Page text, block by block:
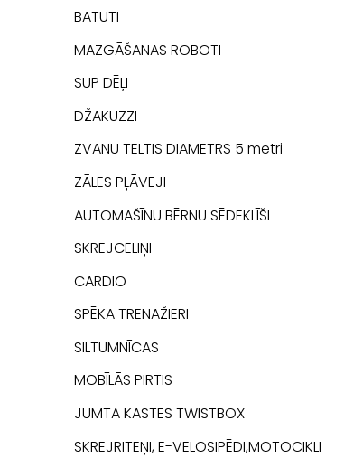
BATUTI
MAZGĀŠANAS ROBOTI
SUP DĒĻI
DŽAKUZZI
ZVANU TELTIS DIAMETRS 5 metri
ZĀLES PĻĀVEJI
AUTOMAŠĪNU BĒRNU SĒDEKLĪŠI
SKREJCELIŅI
CARDIO
SPĒKA TRENAŽIERI
SILTUMNĪCAS
MOBĪLĀS PIRTIS
JUMTA KASTES TWISTBOX
SKREJRITEŅI, E-VELOSIPĒDI,MOTOCIKLI